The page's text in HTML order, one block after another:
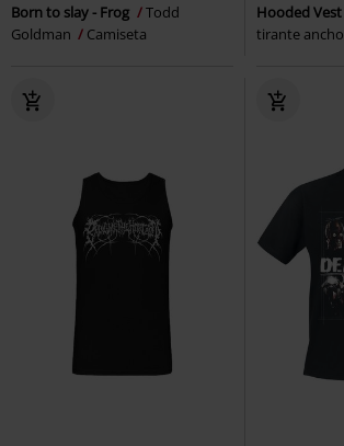
Born to slay - Frog
Todd
Goldman
Camiseta
Hooded Vest
tirante ancho